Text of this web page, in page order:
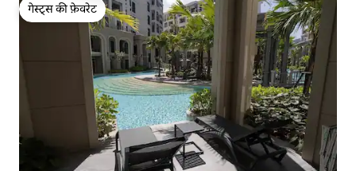
गेस्ट्स की फ़ेवरेट
गेस्ट्स की फ़ेवरेट